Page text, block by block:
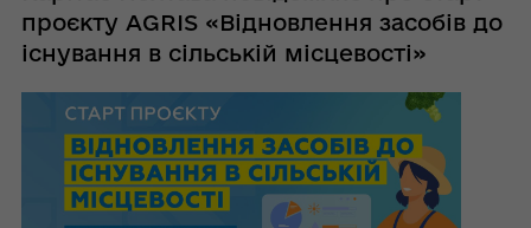
проєкту AGRIS «Відновлення засобів до
існування в сільській місцевості»